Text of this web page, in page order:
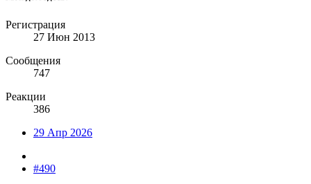
Регистрация
27 Июн 2013
Сообщения
747
Реакции
386
29 Апр 2026
#490